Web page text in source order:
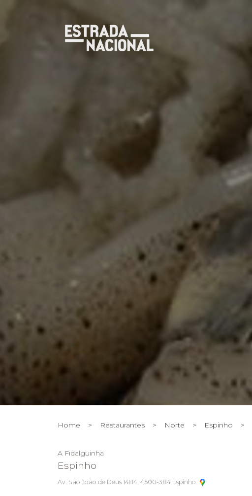
Home > Restaurantes > Norte > Espinho >
A Fidalguinha
Espinho
Av. São João de Deus 1484, 4500-384 Espinho